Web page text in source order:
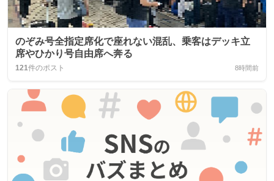
のぞみ号全指定席化で座れない混乱、乗客はデッキ立
席やひかり号自由席へ奔る
121件のポスト 8時間前